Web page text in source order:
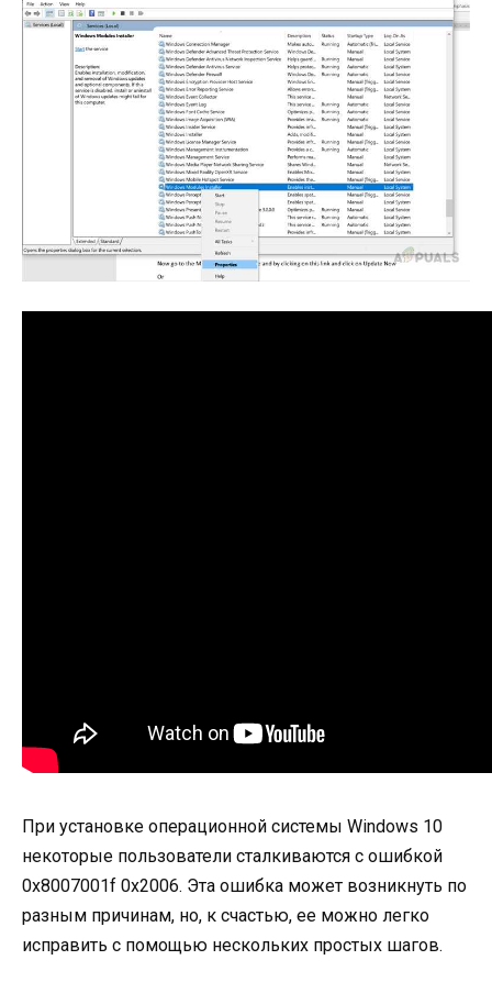
При установке операционной системы Windows 10
некоторые пользователи сталкиваются с ошибкой
0x8007001f 0x2006. Эта ошибка может возникнуть по
разным причинам, но, к счастью, ее можно легко
исправить с помощью нескольких простых шагов.